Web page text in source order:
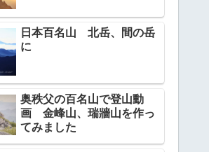
日本百名山 北岳、間の岳
に
奥秩父の百名山で登山動
画 金峰山、瑞牆山を作っ
てみました